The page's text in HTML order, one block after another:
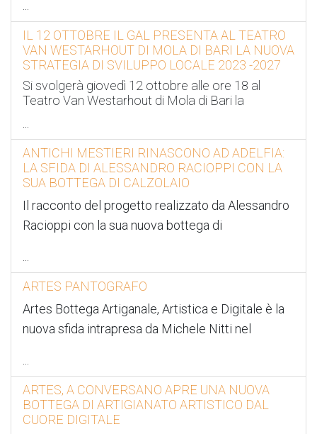
IL 12 OTTOBRE IL GAL PRESENTA AL TEATRO
VAN WESTARHOUT DI MOLA DI BARI LA NUOVA
STRATEGIA DI SVILUPPO LOCALE 2023 -2027
Si svolgerà giovedì 12 ottobre alle ore 18 al
Teatro Van Westarhout di Mola di Bari la
ANTICHI MESTIERI RINASCONO AD ADELFIA:
LA SFIDA DI ALESSANDRO RACIOPPI CON LA
SUA BOTTEGA DI CALZOLAIO
Il racconto del progetto realizzato da Alessandro
Racioppi con la sua nuova bottega di
ARTES PANTOGRAFO
Artes Bottega Artiganale, Artistica e Digitale è la
nuova sfida intrapresa da Michele Nitti nel
ARTES, A CONVERSANO APRE UNA NUOVA
BOTTEGA DI ARTIGIANATO ARTISTICO DAL
CUORE DIGITALE